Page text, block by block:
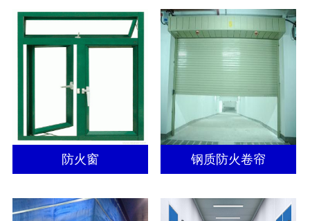
防火窗 钢质防火卷帘